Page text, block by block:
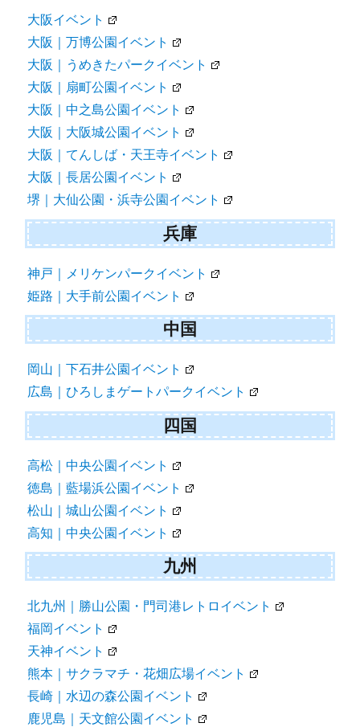
大阪イベント
大阪｜万博公園イベント
大阪｜うめきたパークイベント
大阪｜扇町公園イベント
大阪｜中之島公園イベント
大阪｜大阪城公園イベント
大阪｜てんしば・天王寺イベント
大阪｜長居公園イベント
堺｜大仙公園・浜寺公園イベント
兵庫
神戸｜メリケンパークイベント
姫路｜大手前公園イベント
中国
岡山｜下石井公園イベント
広島｜ひろしまゲートパークイベント
四国
高松｜中央公園イベント
徳島｜藍場浜公園イベント
松山｜城山公園イベント
高知｜中央公園イベント
九州
北九州｜勝山公園・門司港レトロイベント
福岡イベント
天神イベント
熊本｜サクラマチ・花畑広場イベント
長崎｜水辺の森公園イベント
鹿児島｜天文館公園イベント